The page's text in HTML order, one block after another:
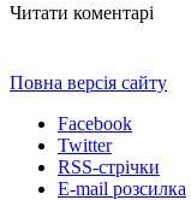
Читати коментарі
Повна версія сайту
Facebook
Twitter
RSS-стрічки
E-mail розсилка